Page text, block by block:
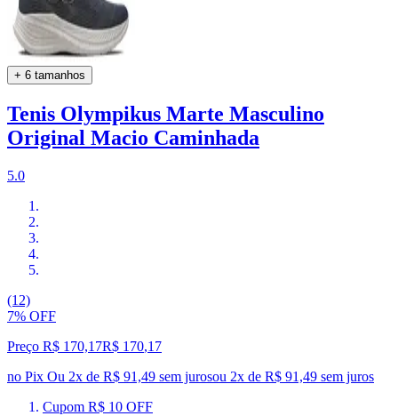
+ 6 tamanhos
Tenis Olympikus Marte Masculino
Original Macio Caminhada
5.0
(12)
7% OFF
Preço R$ 170,17R$ 170,17
no Pix Ou 2x de R$ 91,49 sem jurosou 2x de R$ 91,49 sem juros
Cupom R$ 10 OFF